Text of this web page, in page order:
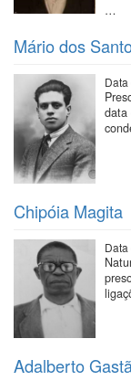
…
Mário dos
data
Chipóia Magita
Adalberto